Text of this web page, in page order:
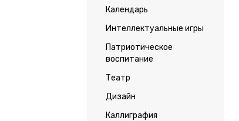
Календарь
Интеллектуальные игры
Патриотическое
воспитание
Театр
Дизайн
Каллиграфия